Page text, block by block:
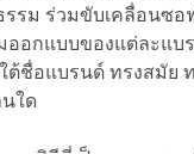
รม ร่วมขับเคลื่อนซอ
อกแบบของแต่ละแ
ต้ชื่อแบรนด์ ทรงสมั
นใด